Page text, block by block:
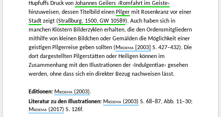
Hupfuffs Druck von Johannes Geilers ›Romfahrt im Geiste‹
hinzuweisen, dessen Titelbild einen Pilger mit Rosenkranz vor einer
Stadt zeigt (Straßburg, 1500, GW 10589). Auch haben sich in
manchen Klöstern Bilderzyklen erhalten, die den Ordensmitgliedern
mithilfe von kleinen Bildchen oder Gemälden die Möglichkeit einer
geistigen Pilgerreise geben sollten (Miedema [2003] S. 427–432). Die
dort dargestellten Pilgerstätten oder Heiligen können im
Zusammenhang mit den Illustrationen der ›Indulgentiae‹ gesehen
werden, ohne dass sich ein direkter Bezug nachweisen lässt.
Editionen: Miedema (2003).
Literatur zu den Illustrationen: Miedema (2003) S. 68–87, Abb. 11–30;
Miedema (2017) S. 126f.